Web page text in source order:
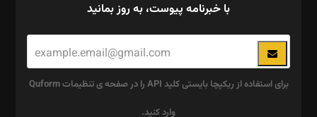
با خبرنامه پیوست، به روز بمانید
برای استفاده از ریکپچا بایستی کلید API را در صفحه ی تنظیمات Quform
وارد کنید.